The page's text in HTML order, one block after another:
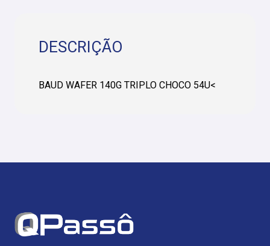
DESCRIÇÃO
BAUD WAFER 140G TRIPLO CHOCO 54U<